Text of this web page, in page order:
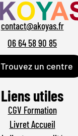
contact@akoyas.fr
06 64 58 90 85
Trouvez un centre
Liens utiles
CGV Formation
Livret Accueil